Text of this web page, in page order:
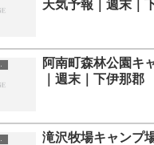
天気予報｜週末｜
阿南町森林公園キ
｜週末｜下伊那郡
滝沢牧場キャンプ